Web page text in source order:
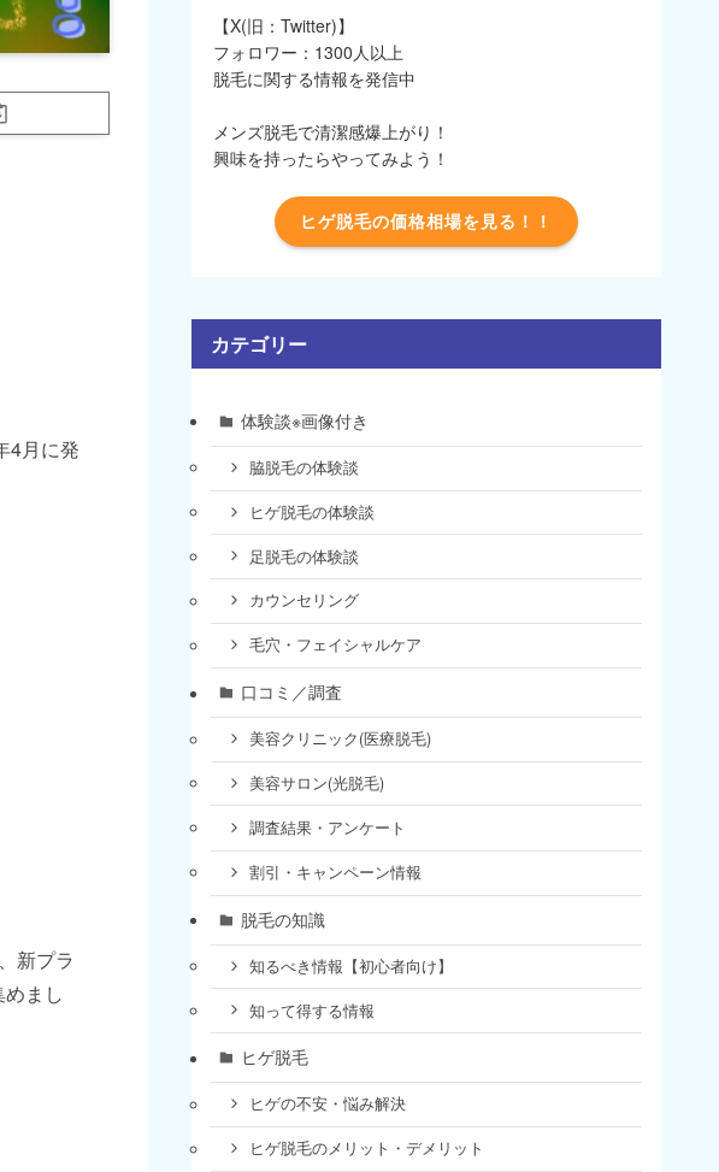
4月に発
新プラ
まし
【X(旧：Twitter)】
フォロワー：1300人以上
脱毛に関する情報を発信中
メンズ脱毛で清潔感爆上がり！
興味を持ったらやってみよう！
ヒゲ脱毛の価格相場を見る！！
カテゴリー
体験談※画像付き
脇脱毛の体験談
ヒゲ脱毛の体験談
足脱毛の体験談
カウンセリング
毛穴・フェイシャルケア
口コミ／調査
美容クリニック(医療脱毛)
美容サロン(光脱毛)
調査結果・アンケート
割引・キャンペーン情報
脱毛の知識
知るべき情報【初心者向け】
知って得する情報
ヒゲ脱毛
ヒゲの不安・悩み解決
ヒゲ脱毛のメリット・デメリット